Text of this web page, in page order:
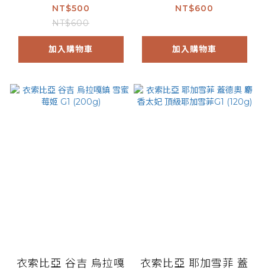
NT$500
NT$600
加入購物車
日曬 G1 (200g)
NT$600
加入購物車
衣索比亞 谷吉 烏拉嘎
衣索比亞 耶加雪菲 蓋